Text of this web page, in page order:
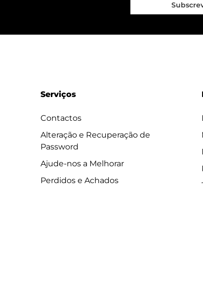
Serviços
Contactos
Alteração e Recuperação de
Password
Ajude-nos a Melhorar
Perdidos e Achados